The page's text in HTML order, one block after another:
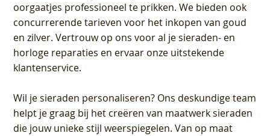
oorgaatjes professioneel te prikken. We bieden ook
concurrerende tarieven voor het inkopen van goud
en zilver. Vertrouw op ons voor al je sieraden- en
horloge reparaties en ervaar onze uitstekende
klantenservice.
Wil je sieraden personaliseren? Ons deskundige team
helpt je graag bij het creëren van maatwerk sieraden
die jouw unieke stijl weerspiegelen. Van op maat